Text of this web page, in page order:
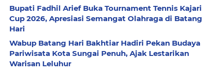
Bupati Fadhil Arief Buka Tournament Tennis Kajari
Cup 2026, Apresiasi Semangat Olahraga di Batang
Hari
Wabup Batang Hari Bakhtiar Hadiri Pekan Budaya
Pariwisata Kota Sungai Penuh, Ajak Lestarikan
Warisan Leluhur